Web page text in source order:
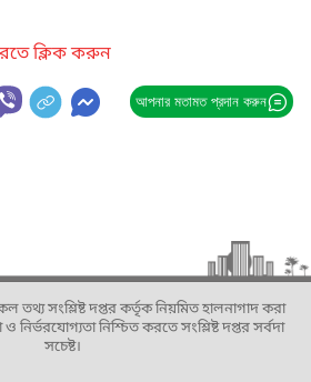
ক্লিক করুন
আপনার মতামত প্রদান করুন
তথ্য সংশ্লিষ্ট দপ্তর কর্তৃক নিয়মিত হালনাগাদ করা
নির্ভরযোগ্যতা নিশ্চিত করতে সংশ্লিষ্ট দপ্তর সর্বদা
সচেষ্ট।